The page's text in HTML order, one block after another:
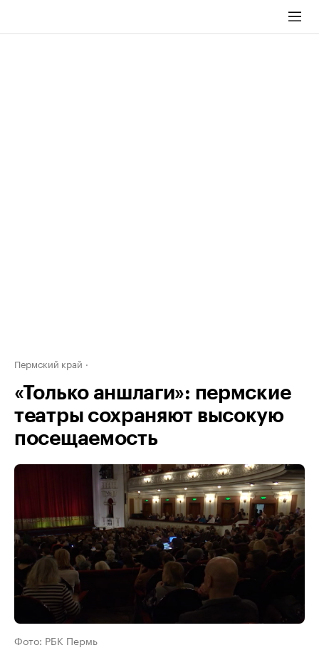
Пермский край
«Только аншлаги»: пермские
театры сохраняют высокую
посещаемость
Фото: РБК Пермь